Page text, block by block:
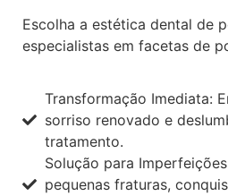
Escolha a estética dental de
especialistas em facetas de
Transformação Imediata:
sorriso renovado e
tratamento.
Solução para
pequenas fraturas,